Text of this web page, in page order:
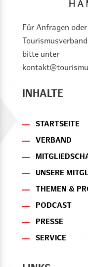
Für Anfragen
bitte unter
INHALTE
STARTSEITE
VERBAND
UNSERE
THEMEN &
PODCAST
PRESSE
SERVICE